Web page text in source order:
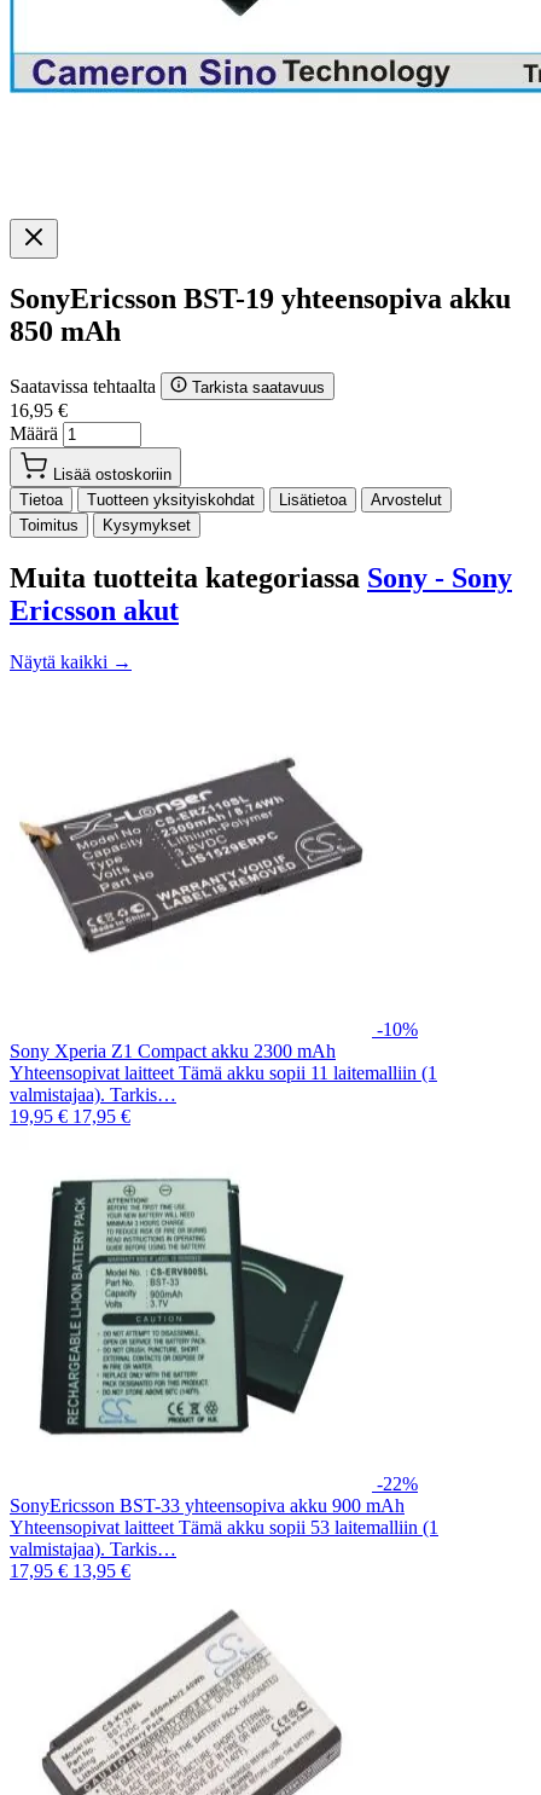
SonyEricsson BST-19 yhteensopiva akku
850 mAh
Saatavissa tehtaalta Tarkista saatavuus
16,95 €
Määrä
Lisää ostoskoriin
Tietoa
Tuotteen yksityiskohdat Lisätietoa
Arvostelut
Toimitus
Kysymykset
Muita tuotteita kategoriassa Sony - Sony
Ericsson akut
Näytä kaikki →
-10%
Sony Xperia Z1 Compact akku 2300 mAh
Yhteensopivat laitteet Tämä akku sopii 11 laitemalliin (1
valmistajaa). Tarkis…
19,95 € 17,95 €
-22%
SonyEricsson BST-33 yhteensopiva akku 900 mAh
Yhteensopivat laitteet Tämä akku sopii 53 laitemalliin (1
valmistajaa). Tarkis…
17,95 € 13,95 €